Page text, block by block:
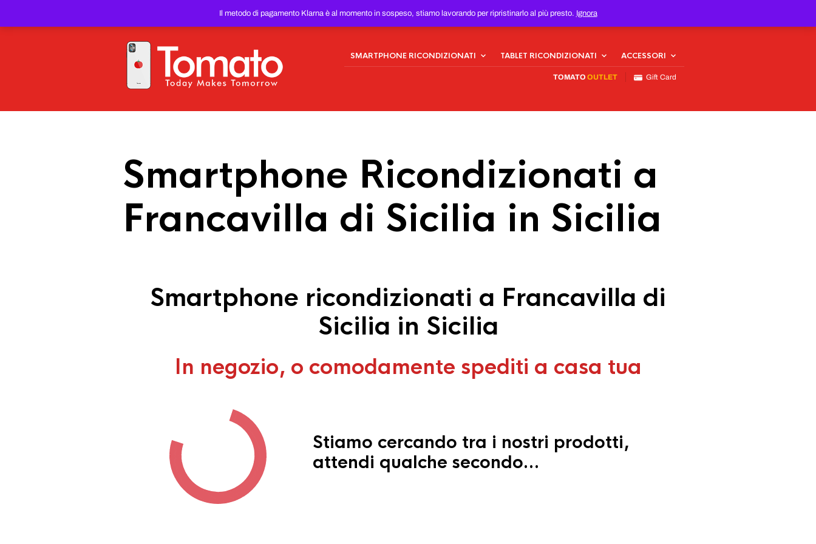
Il metodo di pagamento Klarna è al momento in sospeso, stiamo lavorando per ripristinarlo al più presto. Ignora
PREZZO DEL WEB!
SMARTPHONE RICONDIZIONATI TABLET RICONDIZIONATI ACCESSORI
TOMATO OUTLET Gift Card
Smartphone Ricondizionati a
Francavilla di Sicilia in Sicilia
Smartphone ricondizionati a Francavilla di
Sicilia in Sicilia
In negozio, o comodamente spediti a casa tua
Stiamo cercando tra i nostri prodotti,
attendi qualche secondo…